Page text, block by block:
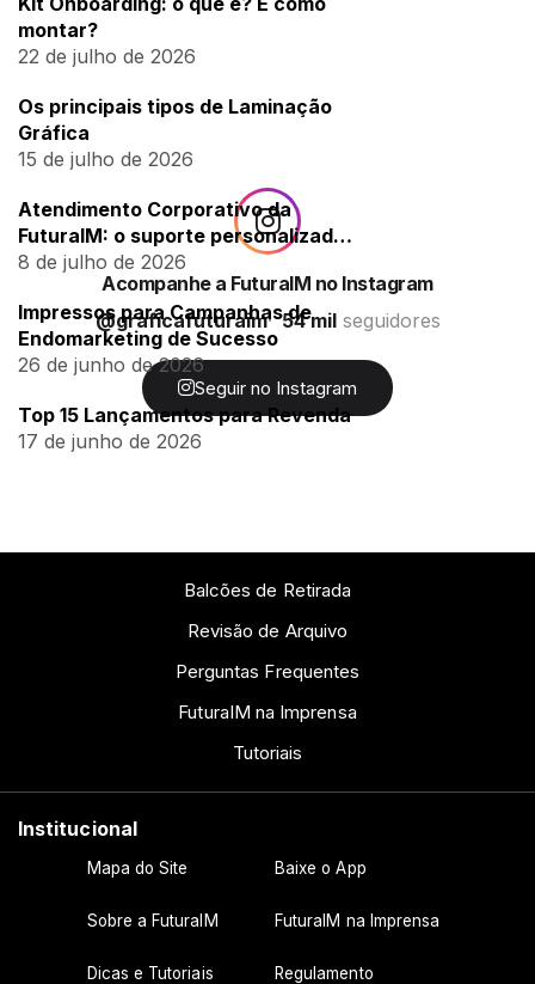
montar?
22 de julho de 2026
Os principais tipos de Laminação
Gráfica
15 de julho de 2026
Atendimento Corporativo da
FuturaIM: o suporte personalizado
para empresas
8 de julho de 2026
Impressos para Campanhas de
Endomarketing de Sucesso
26 de junho de 2026
Top 15 Lançamentos para Revenda
17 de junho de 2026
Acompanhe a FuturaIM no Instagram
@graficafuturaim 54 milseguidores
Seguir no Instagram
Balcões de Retirada
Revisão de Arquivo
Perguntas Frequentes
FuturaIM na Imprensa
Tutoriais
Institucional
Mapa do Site Baixe o App
Sobre a FuturaIM FuturaIM na Imprensa
Dicas e Tutoriais Regulamento